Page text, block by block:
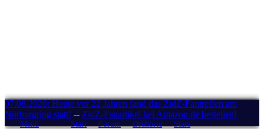
07.08.2026: Heute vor 22 Jahren fand das ZidZ-Fantreffen am
Nürburgring statt! -- ZidZ-Fanartikel bei Amazon.de bestellen!
Menü Start Forum Drehorte Stars